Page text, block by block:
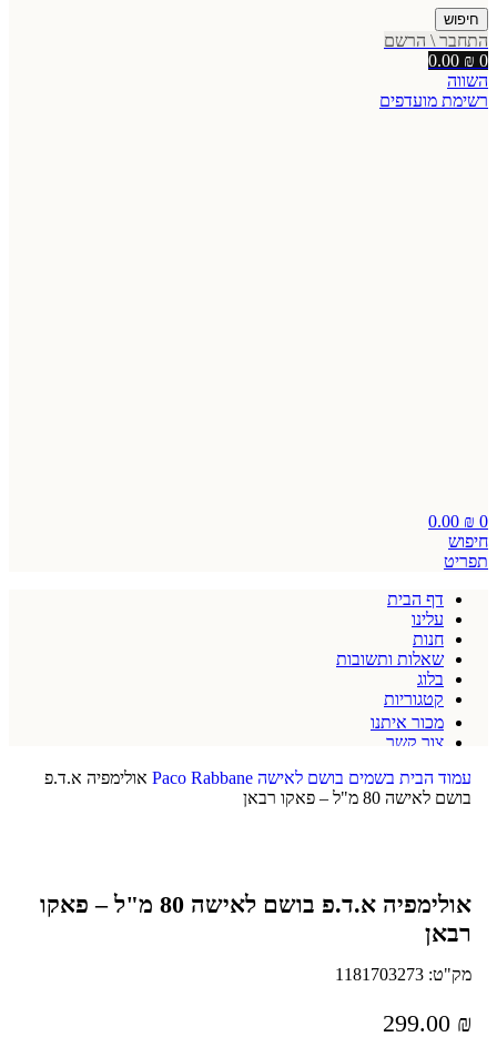
חיפוש
התחבר \ הרשם
0
0.00 ₪
השווה
רשימת מועדפים
0
0.00 ₪
חיפוש
תפריט
דף הבית
עלינו
חנות
שאלות ותשובות
בלוג
קטגוריות
מכור איתנו
צור קשר
עמוד הבית בשמים בושם לאישה Paco Rabbane אולימפיה א.ד.פ
בושם לאישה 80 מ"ל – פאקו רבאן
אולימפיה א.ד.פ בושם לאישה 80 מ"ל – פאקו
רבאן
מק"ט: 1181703273
299.00 ₪